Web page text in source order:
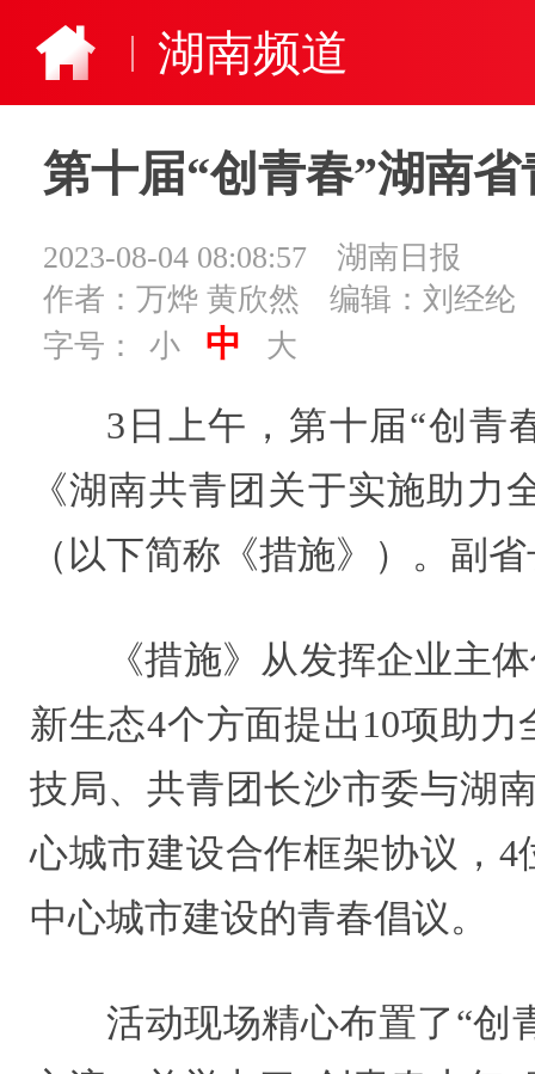
湖南频道
第十届“创青春”湖南
2023-08-04 08:08:57
湖南日报
作者：万烨 黄欣然
编辑：刘经纶
字号：
小 中 大
3日上午，第十届“创青
《湖南共青团关于实施助
（以下简称《措施》）。副
《措施》从发挥企业主
新生态4个方面提出10项助
技局、共青团长沙市委与湖
心城市建设合作框架协议，
中心城市建设的青春倡议。
活动现场精心布置了“创